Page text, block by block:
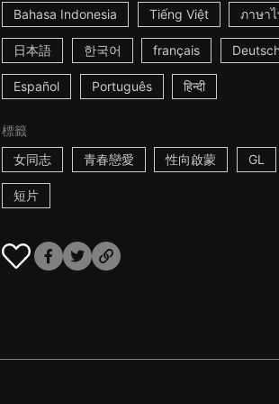
Bahasa Indonesia Tiếng Việt ภาษา
日本語 한국어 français
Español Português हिन्दी
標籤
女同志
青春戀愛 性向啟蒙 GL
短片